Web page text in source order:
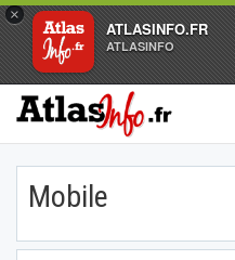
×
ATLASINFO.FR
ATLASINFO
Mobile